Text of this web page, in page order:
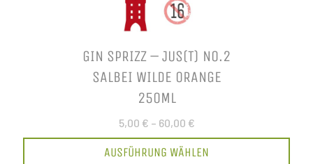
GIN SPRIZZ – JUS(T) NO.2
SALBEI WILDE ORANGE
250ML
5,00 € – 60,00 €
AUSFÜHRUNG WÄHLEN